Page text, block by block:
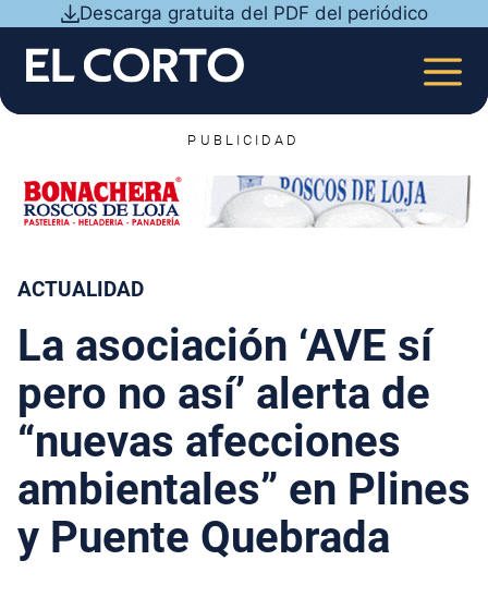
contenido
Descarga gratuita del PDF del periódico
PUBLICIDAD
ACTUALIDAD
La asociación ‘AVE sí
pero no así’ alerta de
“nuevas afecciones
ambientales” en Plines
y Puente Quebrada